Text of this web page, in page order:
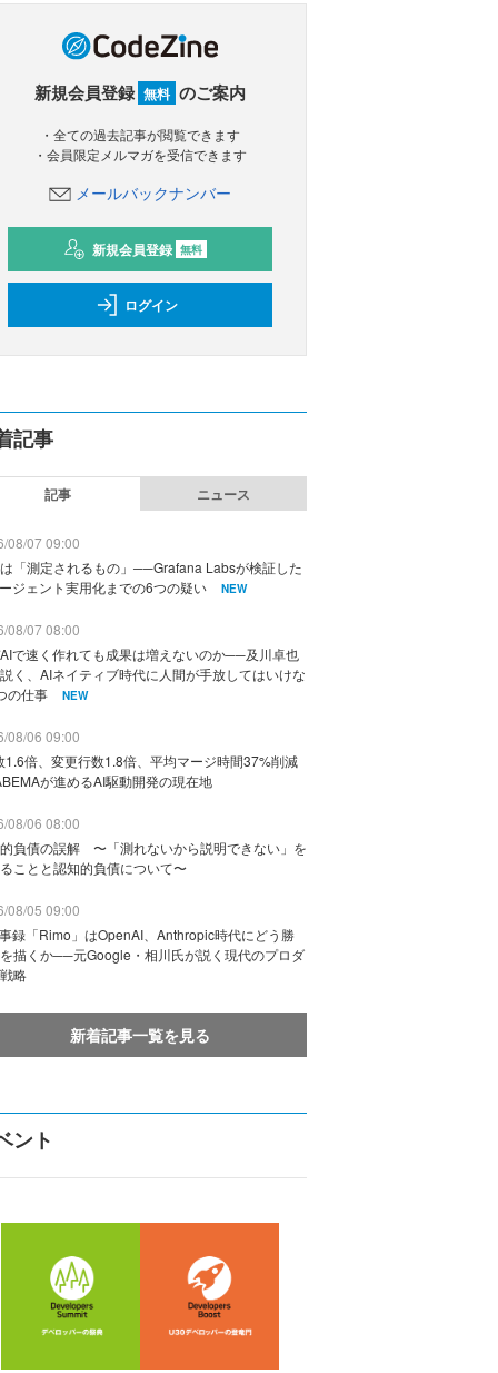
新規会員登録 無料 のご案内
・全ての過去記事が閲覧できます
・会員限定メルマガを受信できます
メールバックナンバー
新規会員登録 無料
ログイン
記事
記事 ニュース
08/07 09:00
「測定されるもの」──Grafana Labsが検証した
ジェント実用化までの6つの疑い
NEW
08/07 08:00
で速く作れても成果は増えないのか──及川卓也
く、AIネイティブ時代に人間が手放してはいけな
の仕事
NEW
08/06 09:00
1.6倍、変更行数1.8倍、平均マージ時間37%削減
が進めるAI駆動開発の現在地
08/06 08:00
負債の誤解 〜「測れないから説明できない」を
ことと認知的負債について〜
08/05 09:00
録「Rimo」はOpenAI、Anthropic時代にどう勝
描くか──元Google・相川氏が説く現代のプロダ
略
新着記事一覧を見る
ント